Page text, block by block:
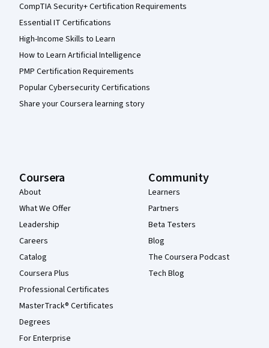
CompTIA Security+ Certification Requirements
Essential IT Certifications
High-Income Skills to Learn
How to Learn Artificial Intelligence
PMP Certification Requirements
Popular Cybersecurity Certifications
Share your Coursera learning story
Coursera
About
What We Offer
Leadership
Careers
Catalog
Coursera Plus
Professional Certificates
MasterTrack® Certificates
Degrees
For Enterprise
Community
Learners
Partners
Beta Testers
Blog
The Coursera Podcast
Tech Blog